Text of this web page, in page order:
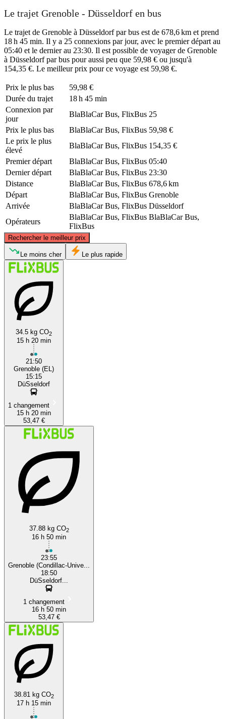
Le trajet Grenoble - Düsseldorf en bus
Le trajet de Grenoble à Düsseldorf par bus est de 678,6 km et prend
18 h 45 min. Il y a 25 connexions par jour, avec le premier départ au
05:40 et le dernier au 23:30. Il est possible de voyager de Grenoble
à Düsseldorf par bus pour aussi peu que 59,98 € ou jusqu'à
154,35 €. Le meilleur prix pour ce voyage est 59,98 €.
Prix ​​le plus bas
59,98 €
Durée du trajet
18 h 45 min
Connexion par
jour
BlaBlaCar Bus, FlixBus 25
Prix ​​le plus bas
BlaBlaCar Bus, FlixBus 59,98 €
Le prix le plus
élevé
BlaBlaCar Bus, FlixBus 154,35 €
Premier départ
BlaBlaCar Bus, FlixBus 05:40
Dernier départ
BlaBlaCar Bus, FlixBus 23:30
Distance
BlaBlaCar Bus, FlixBus 678,6 km
Départ
BlaBlaCar Bus, FlixBus Grenoble
Arrivée
BlaBlaCar Bus, FlixBus Düsseldorf
Opérateurs
BlaBlaCar Bus, FlixBus BlaBlaCar Bus,
FlixBus
Rechercher le meilleur prix
Düsseldorf
Le moins cher Le plus rapide
34.5 kg CO2
15 h 20 min
21:50
Grenoble (EL)
15:15
DüSseldorf
1 changement
15 h 20 min
53,47 €
37.88 kg CO2
16 h 50 min
23:55
Grenoble (Condillac-Unive...
18:50
DüSseldorf...
1 changement
16 h 50 min
53,47 €
38.81 kg CO2
17 h 15 min